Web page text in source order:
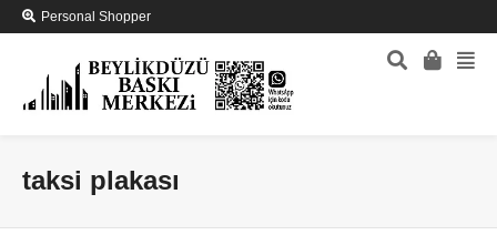
Personal Shopper
taksi plakası